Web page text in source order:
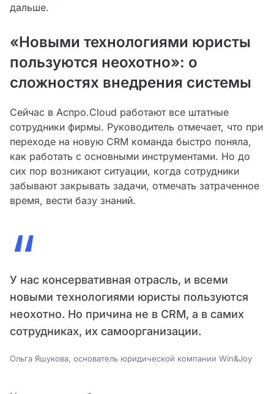
дальше.
«Новыми технологиями юристы
пользуются неохотно»: о
сложностях внедрения системы
Сейчас в Аспро.Cloud работают все штатные
сотрудники фирмы. Руководитель отмечает, что при
переходе на новую CRM команда быстро поняла,
как работать с основными инструментами. Но до
сих пор возникают ситуации, когда сотрудники
забывают закрывать задачи, отмечать затраченное
время, вести базу знаний.
“
У нас консервативная отрасль, и всеми
новыми технологиями юристы пользуются
неохотно. Но причина не в CRM, а в самих
сотрудниках, их самоорганизации.
Ольга Яшукова, основатель юридической компании Win&Joy